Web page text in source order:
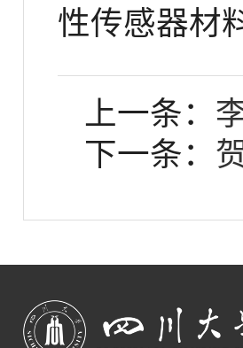
性传感器材
上一条：
下一条：